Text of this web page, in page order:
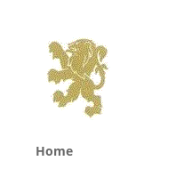
Home